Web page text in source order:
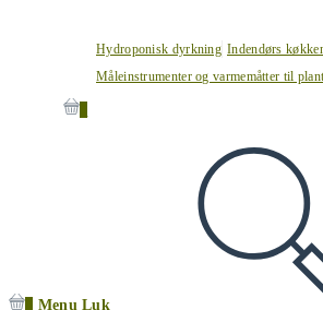
Hydroponisk dyrkning Indendørs
Måleinstrumenter og varmemåtter til
Menu Luk